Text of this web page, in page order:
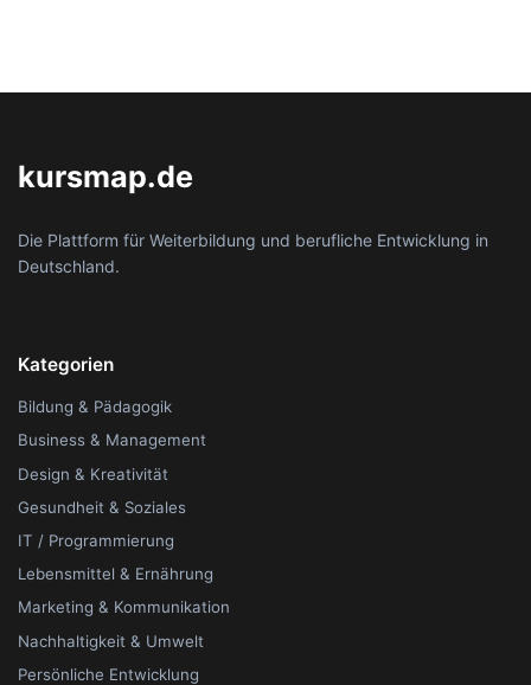
kursmap.de
Die Plattform für Weiterbildung und berufliche Entwicklung in
Deutschland.
Kategorien
Bildung & Pädagogik
Business & Management
Design & Kreativität
Gesundheit & Soziales
IT / Programmierung
Lebensmittel & Ernährung
Marketing & Kommunikation
Nachhaltigkeit & Umwelt
Persönliche Entwicklung